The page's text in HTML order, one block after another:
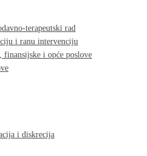
terapeutski rad
i ranu intervenciju
finansijske i opće poslove
i diskrecija